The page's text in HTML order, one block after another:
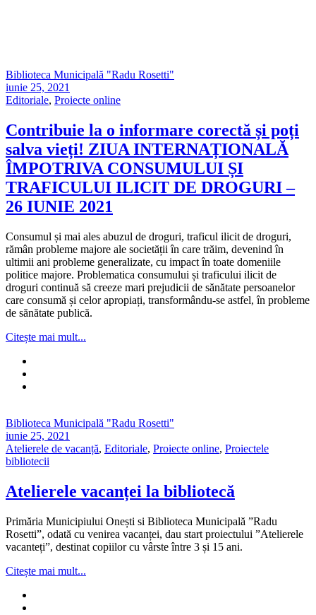
Biblioteca Municipală "Radu Rosetti"
iunie 25, 2021
Editoriale, Proiecte online
Contribuie la o informare corectă și poți
salva vieți! ZIUA INTERNAȚIONALĂ
ÎMPOTRIVA CONSUMULUI ȘI
TRAFICULUI ILICIT DE DROGURI –
26 IUNIE 2021
Consumul și mai ales abuzul de droguri, traficul ilicit de droguri,
rămân probleme majore ale societății în care trăim, devenind în
ultimii ani probleme generalizate, cu impact în toate domeniile
politice majore. Problematica consumului și traficului ilicit de
droguri continuă să creeze mari prejudicii de sănătate persoanelor
care consumă și celor apropiați, transformându-se astfel, în probleme
de sănătate publică.
Citește mai mult...
Biblioteca Municipală "Radu Rosetti"
iunie 25, 2021
Atelierele de vacanță, Editoriale, Proiecte online, Proiectele
bibliotecii
Atelierele vacanței la bibliotecă
Primăria Municipiului Onești si Biblioteca Municipală ”Radu
Rosetti”, odată cu venirea vacanței, dau start proiectului ”Atelierele
vacanteți”, destinat copiilor cu vârste între 3 și 15 ani.
Citește mai mult...